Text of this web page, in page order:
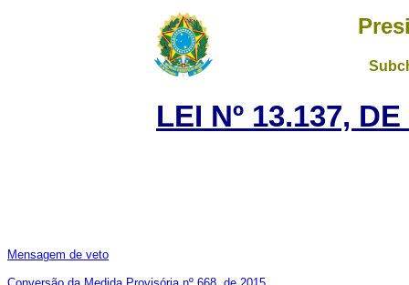
LEI Nº 13.137,
Mensagem de veto